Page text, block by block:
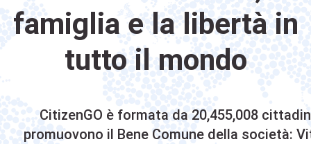
famiglia e la libertà in
tutto il mondo
CitizenGO è formata da 20,455,008
promuovono il Bene Comune della società: